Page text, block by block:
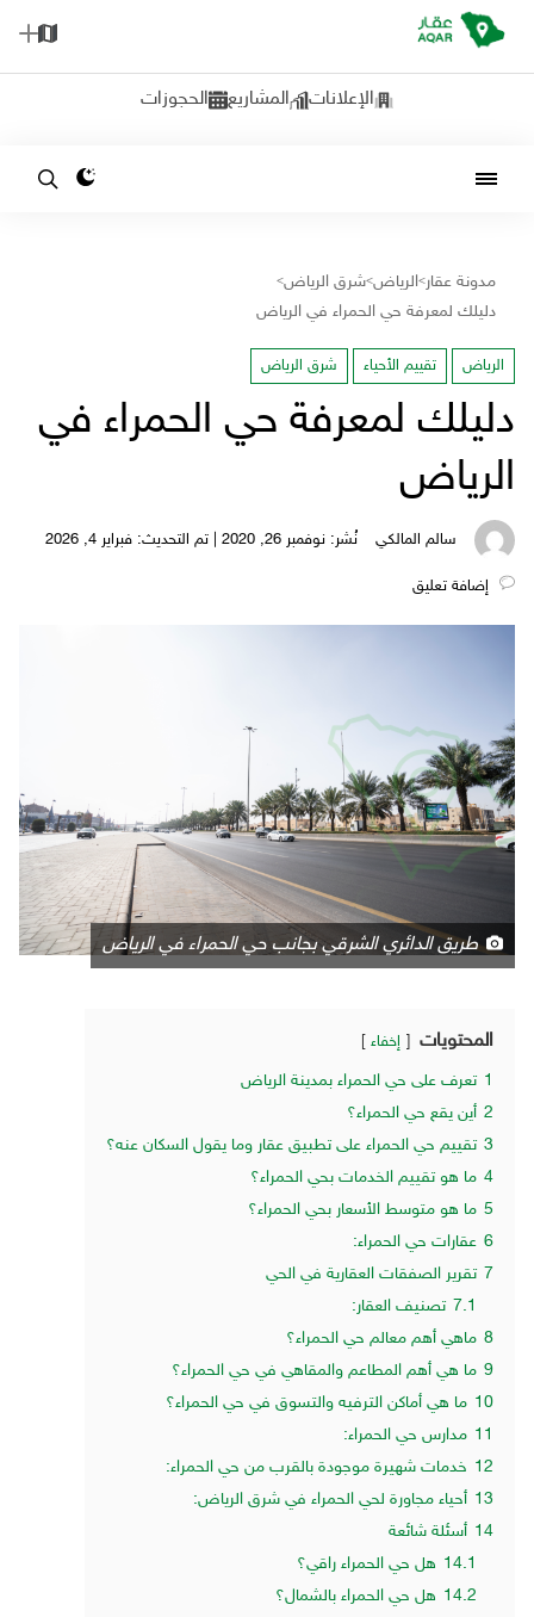
الإعلانات المشاريع الحجوزات
مدونة عقار>الرياض>شرق الرياض>
دليلك لمعرفة حي الحمراء في الرياض
الرياض تقييم الأحياء شرق الرياض
دليلك لمعرفة حي الحمراء في
الرياض
سالم المالكي نُشر: نوفمبر 26, 2020 | تم التحديث: فبراير 4, 2026
طريق الدائري الشرقي بجانب حي الحمراء في الرياض
المحتويات إخفاء
1 تعرف على حي الحمراء بمدينة الرياض
2 أين يقع حي الحمراء؟
3 تقييم حي الحمراء على تطبيق عقار وما يقول السكان عنه؟
4 ما هو تقييم الخدمات بحي الحمراء؟
5 ما هو متوسط الأسعار بحي الحمراء؟
6 عقارات حي الحمراء:
7 تقرير الصفقات العقارية في الحي
7.1 تصنيف العقار:
8 ماهي أهم معالم حي الحمراء؟
9 ما هي أهم المطاعم والمقاهي في حي الحمراء؟
10 ما هي أماكن الترفيه والتسوق في حي الحمراء؟
11 مدارس حي الحمراء:
12 خدمات شهيرة موجودة بالقرب من حي الحمراء:
13 أحياء مجاورة لحي الحمراء في شرق الرياض:
14 أسئلة شائعة
14.1 هل حي الحمراء راقي؟
14.2 هل حي الحمراء بالشمال؟